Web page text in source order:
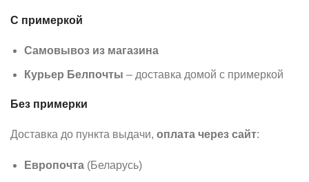
С примеркой
Самовывоз из магазина
Курьер Белпочты – доставка домой с примеркой
Без примерки
Доставка до пункта выдачи, оплата через сайт:
Европочта (Беларусь)